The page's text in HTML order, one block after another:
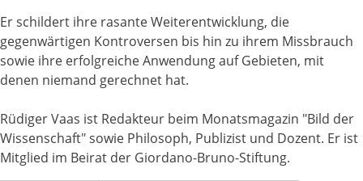
Er schildert ihre rasante Weiterentwicklung, die
gegenwärtigen Kontroversen bis hin zu ihrem Missbrauch
sowie ihre erfolgreiche Anwendung auf Gebieten, mit
denen niemand gerechnet hat.
Rüdiger Vaas ist Redakteur beim Monatsmagazin "Bild der
Wissenschaft" sowie Philosoph, Publizist und Dozent. Er ist
Mitglied im Beirat der Giordano-Bruno-Stiftung.